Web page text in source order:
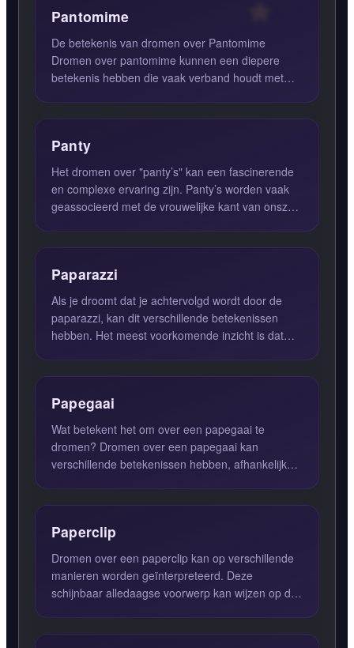
Pantomime
De betekenis van dromen over Pantomime
Dromen over pantomime kunnen een diepere
betekenis hebben die vaak verband houdt met
Panty
Het dromen over "panty’s" kan een fascinerende
en complexe ervaring zijn. Panty’s worden vaak
geassocieerd met de vrouwelijke kant van onszelf
Paparazzi
Als je droomt dat je achtervolgd wordt door de
paparazzi, kan dit verschillende betekenissen
hebben. Het meest voorkomende inzicht is dat
Papegaai
Wat betekent het om over een papegaai te
dromen? Dromen over een papegaai kan
verschillende betekenissen hebben, afhankelijk
Paperclip
Dromen over een paperclip kan op verschillende
manieren worden geïnterpreteerd. Deze
schijnbaar alledaagse voorwerp kan wijzen op de